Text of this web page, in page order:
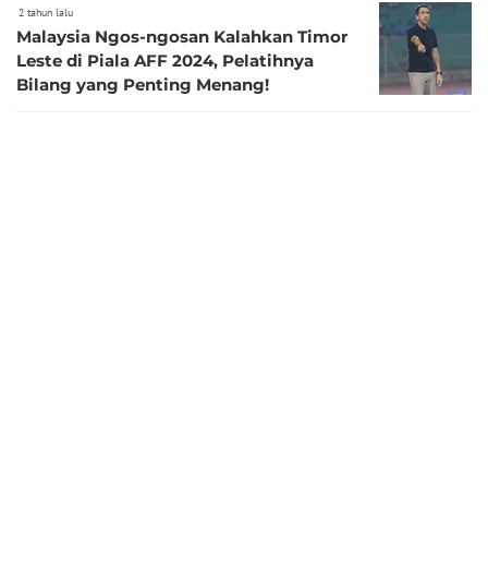
2 tahun lalu
Malaysia Ngos-ngosan Kalahkan Timor
Leste di Piala AFF 2024, Pelatihnya
Bilang yang Penting Menang!